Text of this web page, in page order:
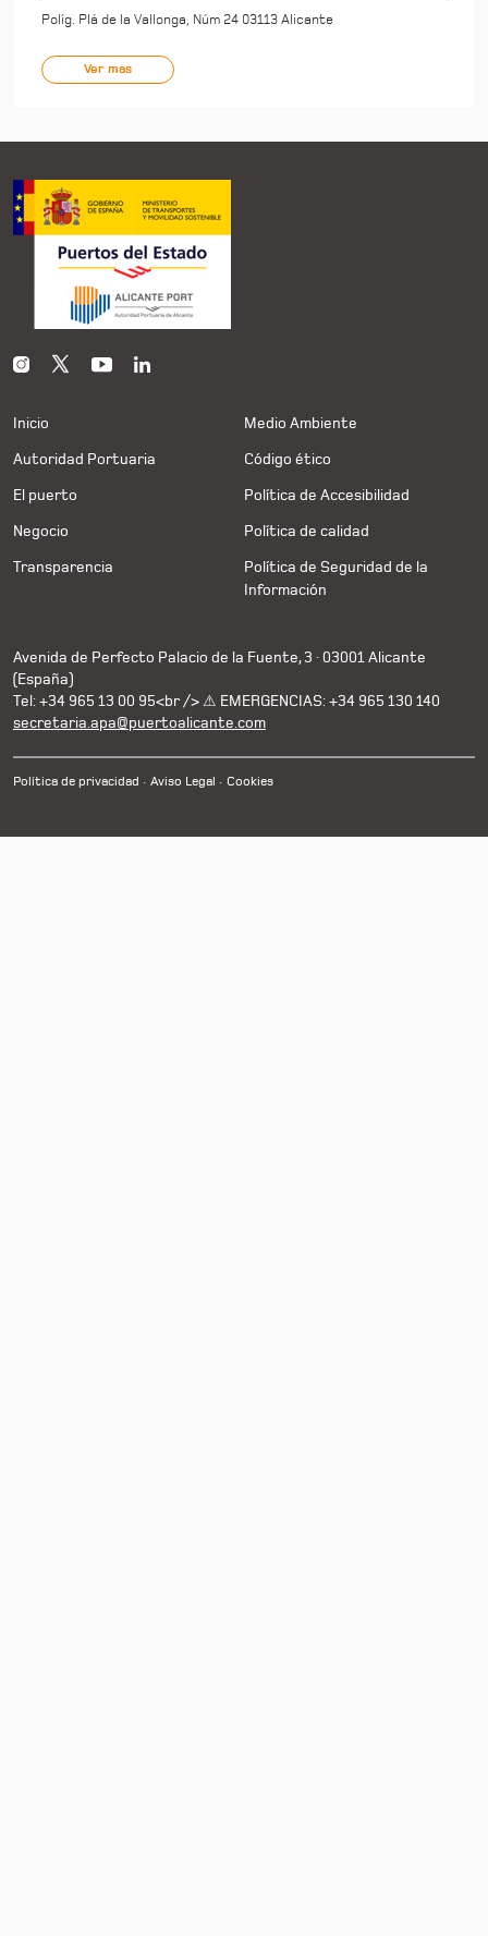
Políg. Plá de la Vallonga, Núm 24 03113 Alicante
Ver mas
Inicio
Autoridad Portuaria
El puerto
Negocio
Transparencia
Medio Ambiente
Código ético
Política de Accesibilidad
Política de calidad
Política de Seguridad de la
Información
Avenida de Perfecto Palacio de la Fuente, 3 · 03001 Alicante
(España)
Tel: +34 965 13 00 95<br /> ⚠ EMERGENCIAS: +34 965 130 140
secretaria.apa@puertoalicante.com
Política de privacidad Aviso Legal Cookies